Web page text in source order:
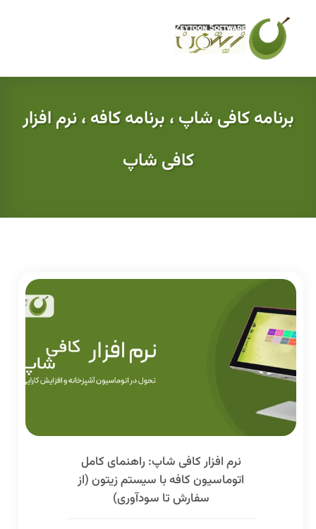
برنامه کافی شاپ ، برنامه کافه ، نرم افزار
کافی شاپ
نرم افزار کافی شاپ: راهنمای کامل
اتوماسیون کافه با سیستم زیتون (از
سفارش تا سودآوری)